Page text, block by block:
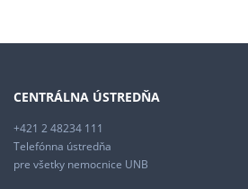
CENTRÁLNA ÚSTREDŇA
+421 2 48234 111
Telefónna ústredňa
pre všetky nemocnice UNB